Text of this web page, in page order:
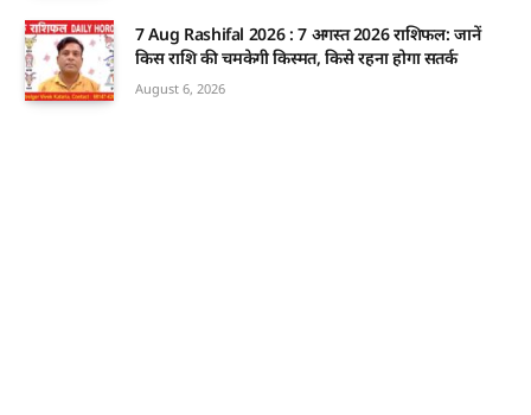
7 Aug Rashifal 2026 : 7 अगस्त 2026 राशिफल: जानें
किस राशि की चमकेगी किस्मत, किसे रहना होगा सतर्क
August 6, 2026